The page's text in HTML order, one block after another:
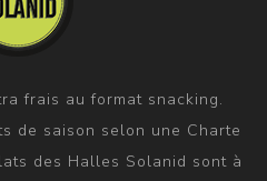
frais au format snacking.
de saison selon une Charte
des Halles Solanid sont à